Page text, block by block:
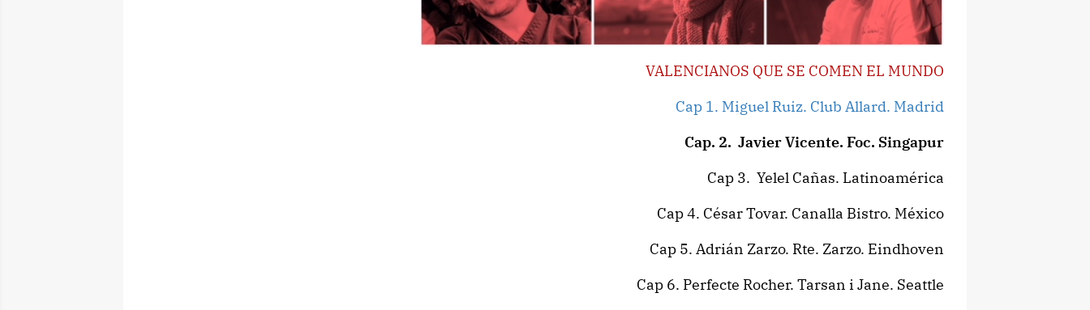
VALENCIANOS QUE SE COMEN EL MUNDO
Cap 1. Miguel Ruiz. Club Allard. Madrid
Cap. 2. Javier Vicente. Foc. Singapur
Cap 3. Yelel Cañas. Latinoamérica
Cap 4. César Tovar. Canalla Bistro. México
Cap 5. Adrián Zarzo. Rte. Zarzo. Eindhoven
Cap 6. Perfecte Rocher. Tarsan i Jane. Seattle